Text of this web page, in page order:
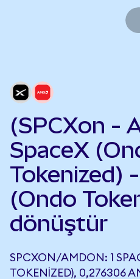
(SPCXon -
SpaceX
Tokenized)
(Ondo
dönüştür
SPCXON/AMDON: 1
TOKENIZED), 0,276306